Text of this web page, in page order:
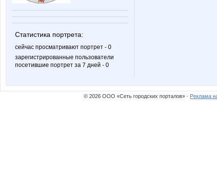
Статистика портрета:
сейчас просматривают портрет - 0
зарегистрированные пользователи
посетившие портрет за 7 дней - 0
© 2026 ООО «Сеть городских порталов» · Реклама